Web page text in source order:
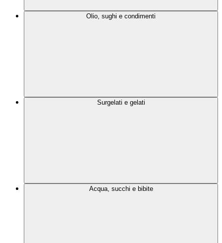
Olio, sughi e condimenti
Surgelati e gelati
Acqua, succhi e bibite